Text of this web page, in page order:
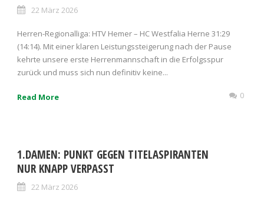
22 März 2026
Herren-Regionalliga: HTV Hemer – HC Westfalia Herne 31:29
(14:14). Mit einer klaren Leistungssteigerung nach der Pause
kehrte unsere erste Herrenmannschaft in die Erfolgsspur
zurück und muss sich nun definitiv keine...
Read More 0
1.DAMEN: PUNKT GEGEN TITELASPIRANTEN
NUR KNAPP VERPASST
22 März 2026